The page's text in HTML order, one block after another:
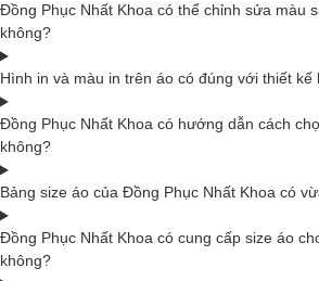
Đồng Phục Nhất Khoa có thể chỉnh sửa màu
không?
Hình in và màu in trên áo có đúng với thiết kế
Đồng Phục Nhất Khoa có hướng dẫn cách
không?
Bảng size áo của Đồng Phục Nhất Khoa có
Đồng Phục Nhất Khoa có cung cấp size áo
không?